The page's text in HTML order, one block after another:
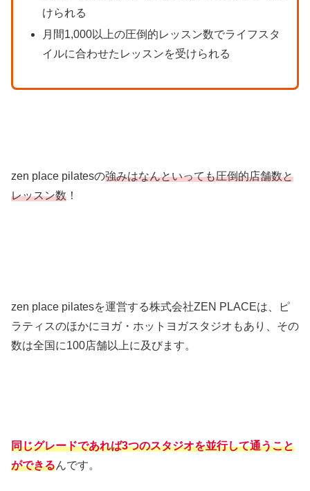
けられる
月間1,000以上の圧倒的レッスン数でライフスタ
イルに合わせたレッスンを受けられる
zen place pilatesの強みはなんといっても圧倒的店舗数と
レッスン数 ！
zen place pilatesを運営する株式会社ZEN PLACEは、ピ
ラティスのほかにヨガ・ホットヨガスタジオもあり、その
数は全国に100店舗以上に及びます。
同じグレードであれば3つのスタジオを並行して通うこと
ができるんです。